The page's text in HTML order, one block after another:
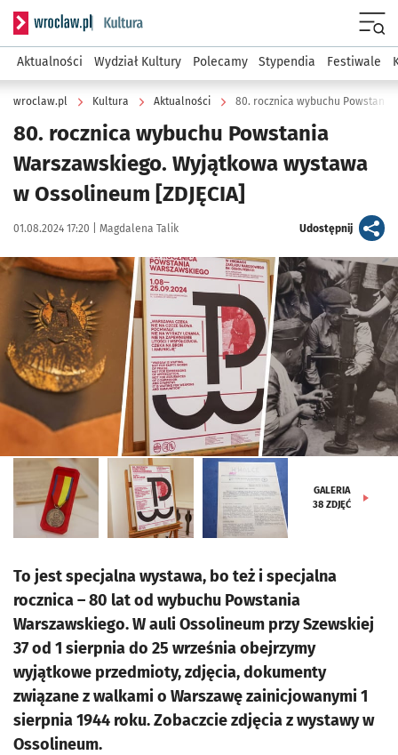
Serwis informacyjny wroclaw.pl podserwis: Kultura
Aktualności Wydział Kultury Polecamy Stypendia Festiwale
wroclaw.pl Kultura Aktualności
80. rocznica wybuchu Powstania
Warszawskiego. Wyjątkowa wystawa
w Ossolineum [ZDJĘCIA]
Data publikacji:
01.08.2024 17:20 | Autor:
Magdalena Talik Udostępnijartykuł
Kliknij, aby zobaczyć galerię
GALERIA
38 ZDJĘĆ
To jest specjalna wystawa, bo też i specjalna
rocznica – 80 lat od wybuchu Powstania
Warszawskiego. W auli Ossolineum przy Szewskiej
37 od 1 sierpnia do 25 września obejrzymy
wyjątkowe przedmioty, zdjęcia, dokumenty
związane z walkami o Warszawę zainicjowanymi 1
sierpnia 1944 roku. Zobaczcie zdjęcia z wystawy w
Ossolineum.